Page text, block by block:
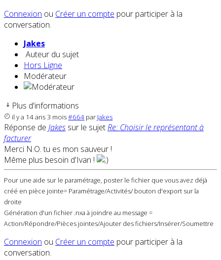
Connexion ou Créer un compte pour participer à la
conversation.
Jakes
Auteur du sujet
Hors Ligne
Modérateur
Plus d'informations
il y a 14 ans 3 mois#664 par Jakes
Réponse de Jakes sur le sujetRe: Choisir le représentant à
facturer
Merci N.O. tu es mon sauveur !
Même plus besoin d'Ivan !
Pour une aide sur le paramétrage, poster le fichier que vous avez déjà
créé en pièce jointe= Paramétrage/Activités/ bouton d'export sur la
droite
Génération d'un fichier .nxa à joindre au message =
Action/Répondre/Pièces jointes/Ajouter des fichiers/Insérer/Soumettre
Connexion ou Créer un compte pour participer à la
conversation.